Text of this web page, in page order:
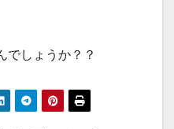
でしょうか？？